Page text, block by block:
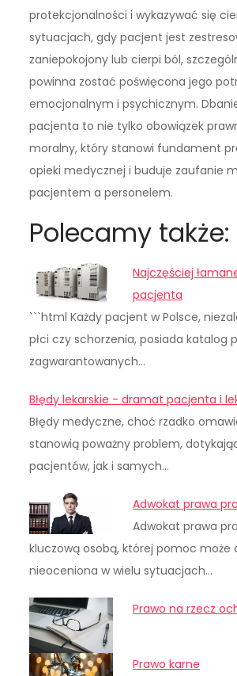
protekcjonalności i wykazywać się
sytuacjach, gdy pacjent jest
zaniepokojony lub cierpi ból,
powinna zostać poświęcona jego
emocjonalnym i psychicznym.
pacjenta to nie tylko obowiązek
moralny, który stanowi fundament
opieki medycznej i buduje zaufanie
pacjentem a personelem.
Polecamy także:
Najczęściej
pacjenta
```html Każdy pacjent w Polsce,
płci czy schorzenia, posiada katalog
zagwarantowanych…
Błędy lekarskie - dramat pacjenta i
Błędy medyczne, choć rzadko
stanowią poważny problem,
pacjentów, jak i samych…
Adwokat prawa
Adwokat prawa
kluczową osobą, której pomoc może
nieoceniona w wielu sytuacjach…
Prawo na rzecz
Prawo karne